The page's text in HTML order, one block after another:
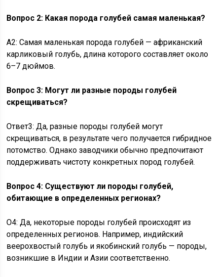
Вопрос 2: Какая порода голубей самая маленькая?
A2: Самая маленькая порода голубей — африканский
карликовый голубь, длина которого составляет около
6–7 дюймов.
Вопрос 3: Могут ли разные породы голубей
скрещиваться?
Ответ3: Да, разные породы голубей могут
скрещиваться, в результате чего получается гибридное
потомство. Однако заводчики обычно предпочитают
поддерживать чистоту конкретных пород голубей.
Вопрос 4: Существуют ли породы голубей,
обитающие в определенных регионах?
О4: Да, некоторые породы голубей происходят из
определенных регионов. Например, индийский
веерохвостый голубь и якобинский голубь — породы,
возникшие в Индии и Азии соответственно.